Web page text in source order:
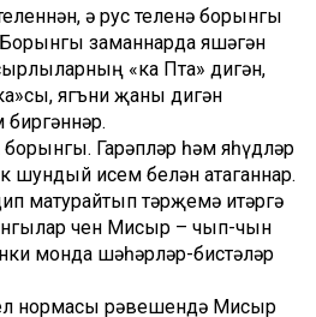
ә рус теленә борынгы
Борынгы заманнарда яшәгән
«ка Пта» дигән,
ягъни җаны дигән
биргәннәр.
Гарәпләр һәм яһүдләр
шундый исем белән атаганнар.
матурайтып тәрҗемә итәргә
өчен Мисыр – чып-чын
монда шәһәрләр-бистәләр
нормасы рәвешендә Мисыр